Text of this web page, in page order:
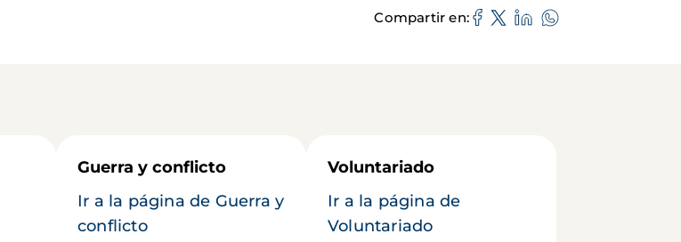
Compartir en
Guerra y conflicto
Ir a la página de Guerra y
conflicto
Voluntariado
Ir a la página de
Voluntariado